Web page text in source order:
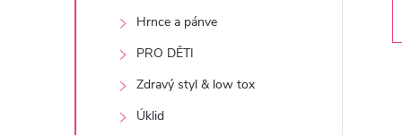
Hrnce a pánve
PRO DĚTI
Zdravý styl & low tox
Úklid